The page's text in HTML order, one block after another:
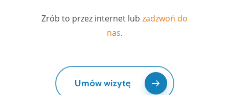
Zrób to przez internet lub zadzwoń do
nas.
Umów wizytę